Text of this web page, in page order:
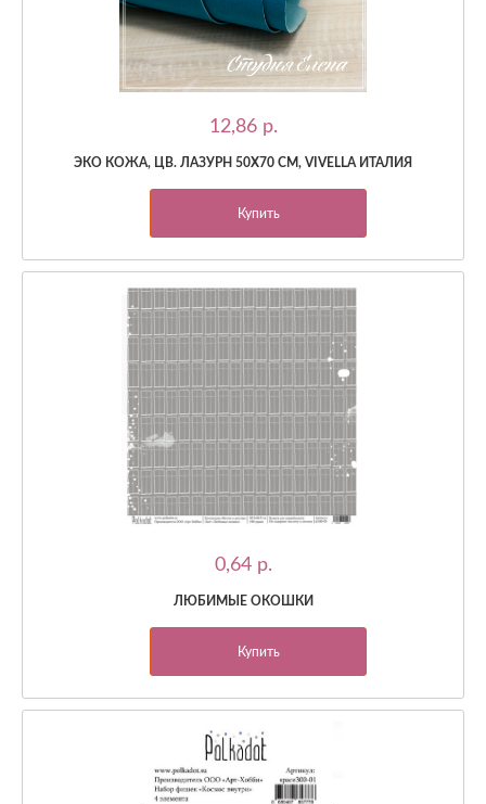
12,86 p.
ЭКО КОЖА, ЦВ. ЛАЗУРН 50Х70 СМ, VIVELLA ИТАЛИЯ
Купить
0,64 p.
ЛЮБИМЫЕ ОКОШКИ
Купить